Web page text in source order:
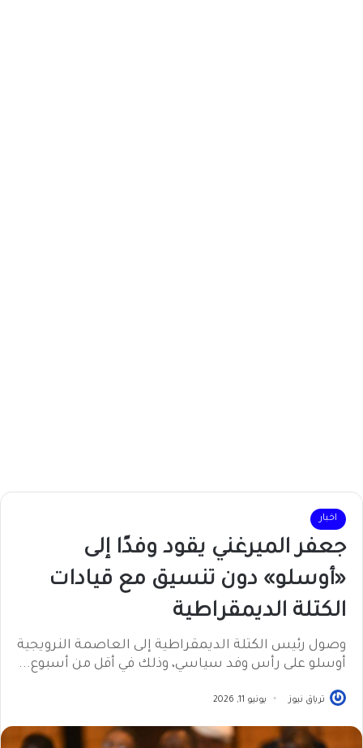
اخبار
جعفر الميرغني يقود وفدًا إلى
«أوسلو» دون تنسيق مع قيادات
الكتلة الديمقراطية
وصول رئيس الكتلة الديمقراطية إلى العاصمة النرويجية
أوسلو على رأس وفد سياسي، وذلك في أقل من أسبوع...
ترياق نيوز يونيو 11, 2026